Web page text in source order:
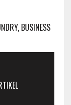
BUSINESS